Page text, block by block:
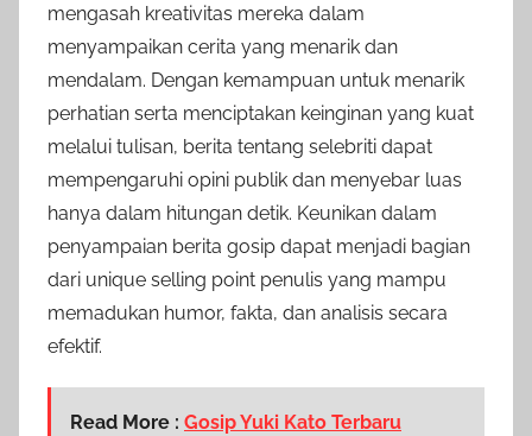
mengasah kreativitas mereka dalam
menyampaikan cerita yang menarik dan
mendalam. Dengan kemampuan untuk menarik
perhatian serta menciptakan keinginan yang kuat
melalui tulisan, berita tentang selebriti dapat
mempengaruhi opini publik dan menyebar luas
hanya dalam hitungan detik. Keunikan dalam
penyampaian berita gosip dapat menjadi bagian
dari unique selling point penulis yang mampu
memadukan humor, fakta, dan analisis secara
efektif.
Read More : Gosip Yuki Kato Terbaru